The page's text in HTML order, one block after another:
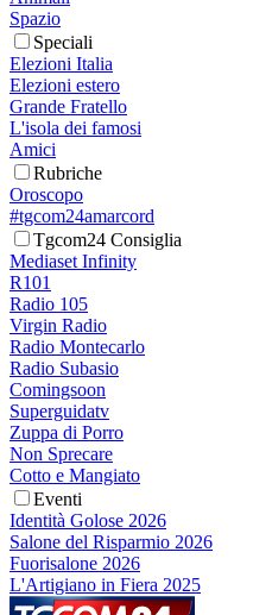
Spazio
Speciali
Elezioni Italia
Elezioni estero
Grande Fratello
L'isola dei famosi
Amici
Rubriche
Oroscopo
#tgcom24amarcord
Tgcom24 Consiglia
Mediaset Infinity
R101
Radio 105
Virgin Radio
Radio Montecarlo
Radio Subasio
Comingsoon
Superguidatv
Zuppa di Porro
Non Sprecare
Cotto e Mangiato
Eventi
Identità Golose 2026
Salone del Risparmio 2026
Fuorisalone 2026
L'Artigiano in Fiera 2025